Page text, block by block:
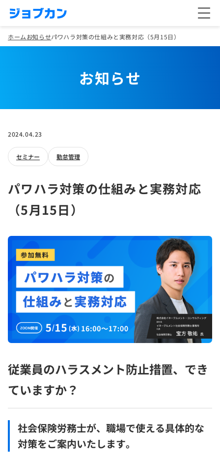
ホームお知らせパワハラ対策の仕組みと実務対応（5月15日）
お知らせ
2024.04.23
セミナー 勤怠管理
パワハラ対策の仕組みと実務対応
（5月15日）
従業員のハラスメント防止措置、でき
ていますか？
社会保険労務士が、職場で使える具体的な
対策をご案内いたします。